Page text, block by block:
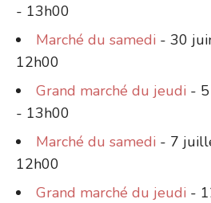
- 13h00
Marché du samedi - 30
12h00
Grand marché du jeudi -
- 13h00
Marché du samedi - 7
12h00
Grand marché du jeudi -